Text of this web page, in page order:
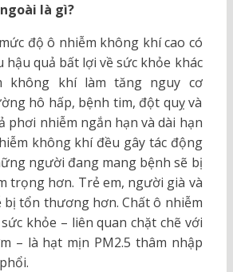
là gì?
độ ô nhiễm không khí cao có
hậu quả bất lợi về sức khỏe khác
không khí làm tăng nguy cơ
hô hấp, bệnh tim, đột quỵ và
phơi nhiễm ngắn hạn và dài hạn
không khí đều gây tác động
người đang mang bệnh sẽ bị
trọng hơn. Trẻ em, người già và
bị tổn thương hơn. Chất ô nhiễm
khỏe – liên quan chặt chẽ với
– là hạt mịn PM2.5 thâm nhập